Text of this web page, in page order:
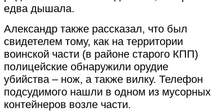
едва дышала.
Александр также рассказал, что был
свидетелем тому, как на территории
воинской части (в районе старого КПП)
полицейские обнаружили орудие
убийства – нож, а также вилку. Телефон
подсудимого нашли в одном из мусорных
контейнеров возле части.